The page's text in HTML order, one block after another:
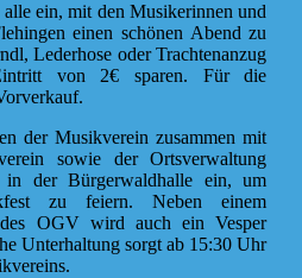
ein, mit den Musikerinnen und
einen schönen Abend zu
Lederhose oder Trachtenanzug
von 2€ sparen. Für die
der Musikverein zusammen mit
sowie der Ortsverwaltung
in der Bürgerwaldhalle ein, um
zu feiern. Neben einem
OGV wird auch ein Vesper
Unterhaltung sorgt ab 15:30 Uhr